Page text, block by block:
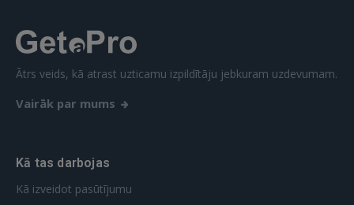
Ātrs veids, kā atrast uzticamu izpildītāju jebkuram uzdevumam.
Vairāk par mums
Kā tas darbojas
Kā izveidot pasūtījumu